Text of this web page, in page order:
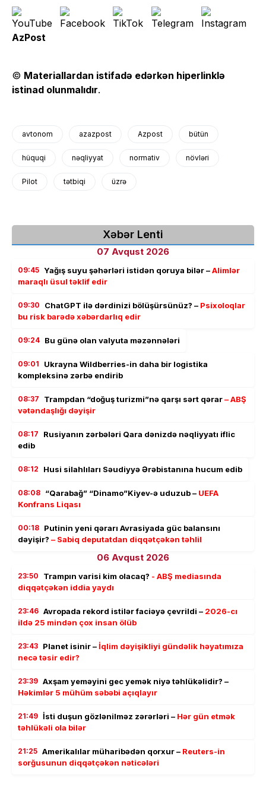
AzPost
© Materiallardan istifadə edərkən hiperlinklə
istinad olunmalıdır.
avtonom azazpost Azpost bütün
hüquqi nəqliyyat normativ növləri
Pilot tətbiqi üzrə
Xəbər Lenti
07 Avqust 2026
09:45 Yağış suyu şəhərləri istidən qoruya bilər –Alimlər
maraqlı üsul təklif edir
09:30 ChatGPT ilə dərdinizi bölüşürsünüz? – Psixoloqlar
bu risk barədə xəbərdarlıq edir
09:24 Bu günə olan valyuta məzənnələri
09:01
Ukrayna Wildberries-in daha bir logistika
kompleksinə zərbə endirib
08:37 Trampdan “doğuş turizmi”nə qarşı sərt qərar– ABŞ
vətəndaşlığı dəyişir
08:17
Rusiyanın zərbələri Qara dənizdə nəqliyyatı iflic
edib
08:12 Husi silahlıları Səudiyyə Ərəbistanına hucum edib
08:08 “Qarabağ” “Dinamo”Kiyev-ə uduzub – UEFA
Konfrans Liqası
00:18 Putinin yeni qərarı Avrasiyada güc balansını
dəyişir? – Sabiq deputatdan diqqətçəkən təhlil
06 Avqust 2026
23:50 Trampın varisi kim olacaq? - ABŞ mediasında
diqqətçəkən iddia yaydı
23:46 Avropada rekord istilər faciəyə çevrildi – 2026-cı
ildə 25 mindən çox insan ölüb
23:43 Planet isinir –İqlim dəyişikliyi gündəlik həyatımıza
necə təsir edir?
23:39 Axşam yeməyini gec yemək niyə təhlükəlidir? –
Həkimlər 5 mühüm səbəbi açıqlayır
21:49 İsti duşun gözlənilməz zərərləri – Hər gün etmək
təhlükəli ola bilər
21:25 Amerikalılar müharibədən qorxur – Reuters-in
sorğusunun diqqətçəkən nəticələri